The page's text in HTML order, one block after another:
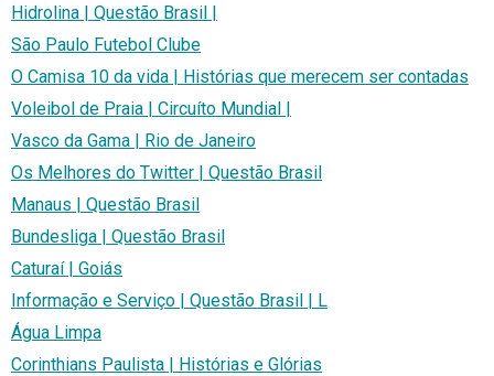
Hidrolina | Questão Brasil |
São Paulo Futebol Clube
O Camisa 10 da vida | Histórias que merecem ser contadas
Voleibol de Praia | Circuíto Mundial |
Vasco da Gama | Rio de Janeiro
Os Melhores do Twitter | Questão Brasil
Manaus | Questão Brasil
Bundesliga | Questão Brasil
Caturaí | Goiás
Informação e Serviço | Questão Brasil | L
Água Limpa
Corinthians Paulista | Histórias e Glórias